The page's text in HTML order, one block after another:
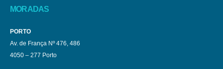
MORADAS
PORTO
Av. de França Nº 476, 486
4050 – 277 Porto